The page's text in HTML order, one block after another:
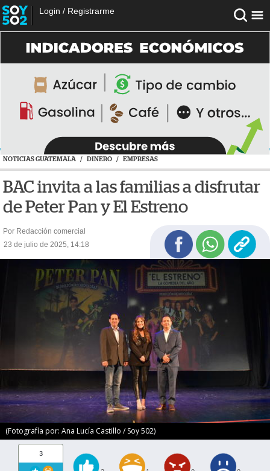
Login / Registrarme
NOTICIAS GUATEMALA / DINERO / EMPRESAS
BAC invita a las familias a disfrutar
de Peter Pan y El Estreno
Por Redacción comercial
23 de julio de 2025, 14:18
(Fotografía por: Ana Lucía Castillo / Soy 502)
3